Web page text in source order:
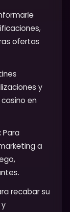
ofertas
y
en
Para
a
recabar su
y